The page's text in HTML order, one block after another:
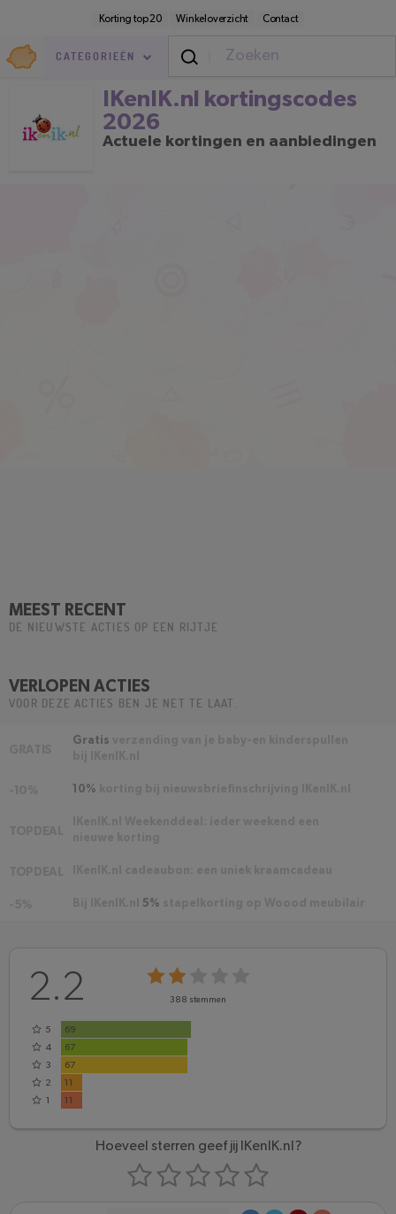
inhoud
Korting top 20 Winkeloverzicht Contact
Goedkoop.nl
CATEGORIEËN
IKenIK.nl kortingscodes 2026
IKenIK.nl kortingscodes
2026
Actuele kortingen en aanbiedingen
MEEST RECENT
DE NIEUWSTE ACTIES OP EEN RIJTJE
VERLOPEN ACTIES
VOOR DEZE ACTIES BEN JE NET TE LAAT.
Gratis
10%
5%
2.2 388 stemmen
5
69
4
67
3
67
2
11
1
11
Hoeveel sterren geef jij IKenIK.nl?